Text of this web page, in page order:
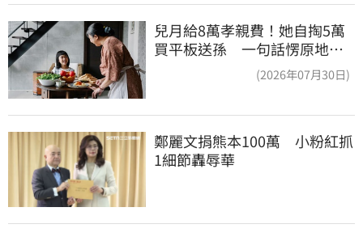
兒月給8萬孝親費！她自掏5萬
買平板送孫 一句話愣原地
(2026年07月30日)
鄭麗文捐熊本100萬　小粉紅抓
1細節轟辱華